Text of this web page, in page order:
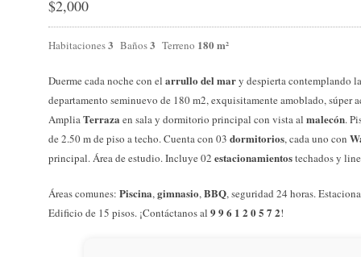
$2,000
Habitaciones3 Baños3 Terreno 180 m²
Duerme cada noche con el arrullo del mary despierta contemplando
departamento seminuevo de 180 m2, exquisitamente amoblado, súper
AmpliaTerraza en sala y dormitorio principal con vista al malecón.
de 2.50 m de piso a techo. Cuenta con 03 dormitorios, cada uno con
principal. Área de estudio. Incluye 02 estacionamientostechados y
Áreas comunes: Piscina,gimnasio,BBQ, seguridad 24 horas.
Edificio de 15 pisos. ¡Contáctanos al 9 9 6 1 2 0 5 7 2!